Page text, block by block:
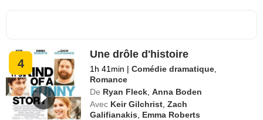
4
Une drôle d'histoire
1h 41min | Comédie dramatique
Romance
De Ryan Fleck ,Anna Boden
Avec Keir Gilchrist ,Zach
Galifianakis
Emma Roberts